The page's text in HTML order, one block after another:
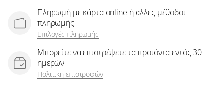
Πληρωμή με κάρτα online ή άλλες μέθοδοι
πληρωμής
Επιλογές πληρωμής
Μπορείτε να επιστρέψετε τα προϊόντα εντός 30
ημερών
Πολιτική επιστροφών